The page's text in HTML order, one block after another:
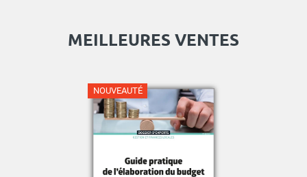
MEILLEURES VENTES
NOUVEAUTÉ